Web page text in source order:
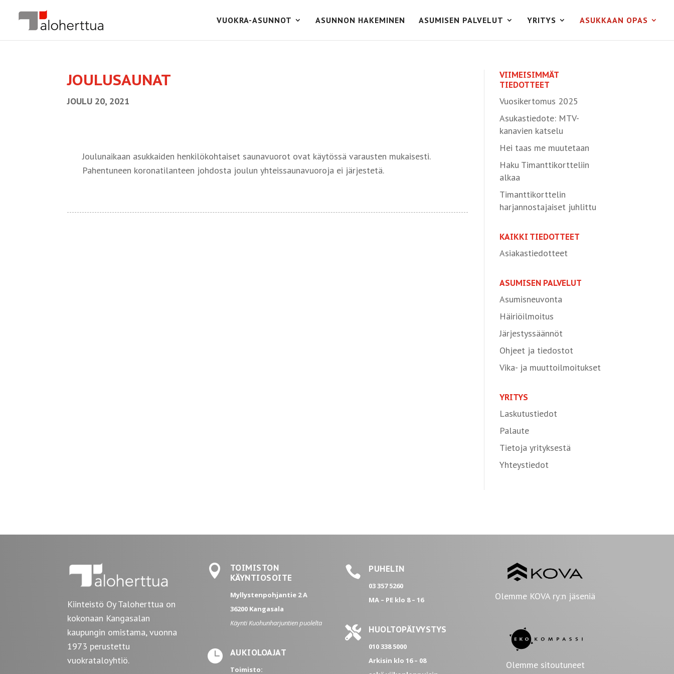
VUOKRA-ASUNNOT ASUNNON HAKEMINEN ASUMISEN PALVELUT YRITYS ASUKKAAN OPAS
JOULUSAUNAT
JOULU 20, 2021
Joulunaikaan asukkaiden henkilökohtaiset saunavuorot ovat käytössä varausten mukaisesti.
Pahentuneen koronatilanteen johdosta joulun yhteissaunavuoroja ei järjestetä.
VIIMEISIMMÄT
TIEDOTTEET
Vuosikertomus 2025
Asukastiedote: MTV-
kanavien katselu
Hei taas me muutetaan
Haku Timanttikortteliin
alkaa
Timanttikorttelin
harjannostajaiset juhlittu
KAIKKI TIEDOTTEET
Asiakastiedotteet
ASUMISEN PALVELUT
Asumisneuvonta
Häiriöilmoitus
Järjestyssäännöt
Ohjeet ja tiedostot
Vika- ja muuttoilmoitukset
YRITYS
Laskutustiedot
Palaute
Tietoja yrityksestä
Yhteystiedot
Kiinteistö Oy Taloherttua on
kokonaan Kangasalan
kaupungin omistama, vuonna
1973 perustettu
vuokrataloyhtiö.

TOIMISTON
KÄYNTIOSOITE
Myllystenpohjantie 2 A
36200 Kangasala
Käynti Kuohunharjuntien puolelta
 AUKIOLOAJAT
Toimisto:
 PUHELIN
03 357 5260
MA – PE klo 8 – 16
 HUOLTOPÄIVYSTYS
010 338 5000
Arkisin klo 16 – 08
Olemme KOVA ry:n jäseniä
Olemme sitoutuneet